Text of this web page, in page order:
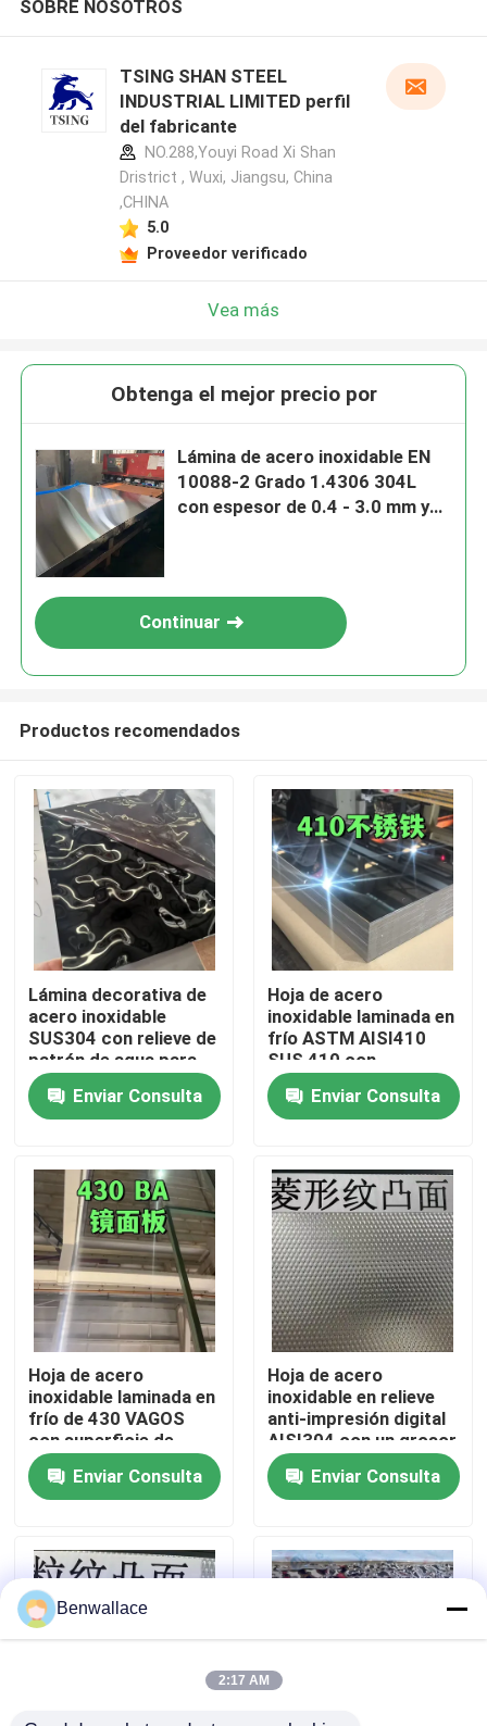
En casa
Los vídeos
Sobre nosotros
recorrido por la fábrica
Control de calidad
Noticias
Casos de trabajo
SOBRE NOSOTROS
TSING SHAN STEEL
INDUSTRIAL LIMITED perfil
del fabricante
NO.288,Youyi Road Xi Shan
Dristrict , Wuxi, Jiangsu, China
,CHINA
5.0
Proveedor verificado
Vea más
Obtenga el mejor precio por
Lámina de acero inoxidable EN
10088-2 Grado 1.4306 304L
con espesor de 0.4 - 3.0 mm y
Continuar
Productos recomendados
Lámina decorativa de
acero inoxidable
SUS304 con relieve de
patrón de agua para
exteriores
arquitectónicos
Enviar Consulta
Hoja de acero
inoxidable laminada en
frío ASTM AISI410
SUS 410 con
superficie pulida BA
0,8*1220*2440
Enviar Consulta
Hoja de acero
inoxidable laminada en
frío de 430 VAGOS
con superficie de
0,5*1220*2440 mm
con superficie de
espejo 6K
Enviar Consulta
Hoja de acero
inoxidable en relieve
anti-impresión digital
AISI304 con un grosor
de 0,4 a 3,0 mm para
aplicaciones
arquitectónicas
Enviar Consulta
Benwallace
2:17 AM